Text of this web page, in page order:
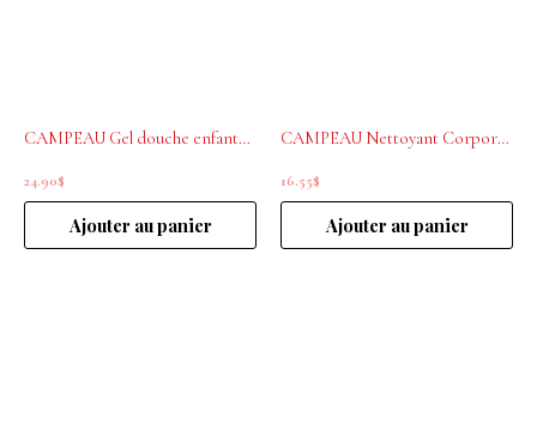
CAMPEAU Gel douche enfants 500ml
24.90$
Ajouter au panier
CAMPEAU Nettoyant Corporel pour Bébé 250ml
16.55$
Ajouter au panier